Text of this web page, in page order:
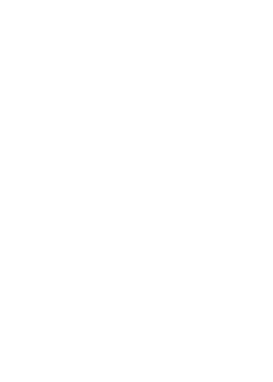
in this window
in this window
in this window
in this window